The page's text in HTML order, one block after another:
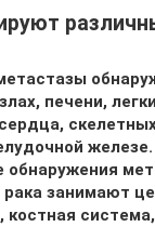
печени,
обнаружения
занимают
костная